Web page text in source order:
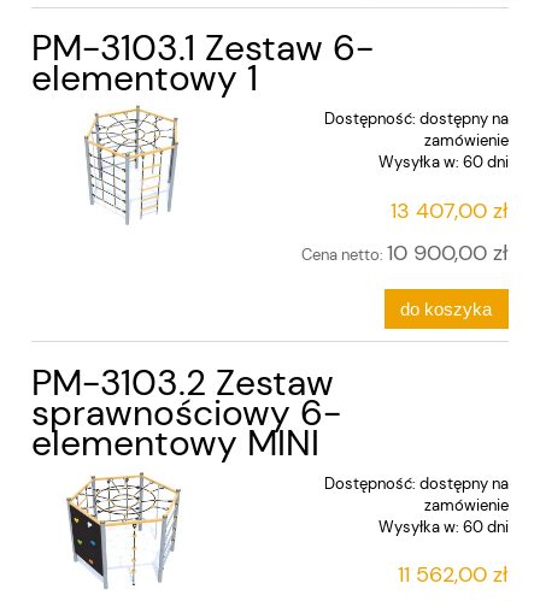
PM-3103.1 Zestaw 6-
elementowy 1
Dostępność: dostępny na
zamówienie
Wysyłka w: 60 dni
13 407,00 zł
Cena netto: 10 900,00 zł
do koszyka
PM-3103.2 Zestaw
sprawnościowy 6-
elementowy MINI
Dostępność: dostępny na
zamówienie
Wysyłka w: 60 dni
11 562,00 zł